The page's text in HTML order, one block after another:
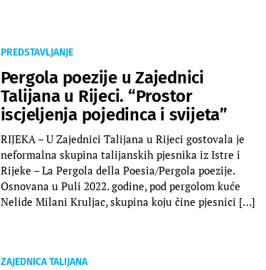
PREDSTAVLJANJE
Pergola poezije u Zajednici
Talijana u Rijeci. “Prostor
iscjeljenja pojedinca i svijeta”
RIJEKA – U Zajednici Talijana u Rijeci gostovala je
neformalna skupina talijanskih pjesnika iz Istre i
Rijeke – La Pergola della Poesia/Pergola poezije.
Osnovana u Puli 2022. godine, pod pergolom kuće
Nelide Milani Kruljac, skupina koju čine pjesnici […]
ZAJEDNICA TALIJANA